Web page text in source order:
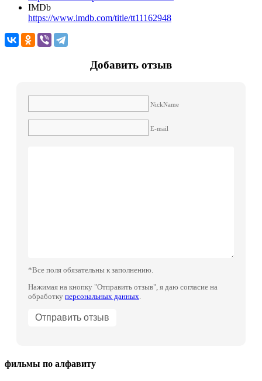
IMDb
https://www.imdb.com/title/tt11162948
Добавить отзыв
NickName
E-mail
*Все поля обязательны к заполнению.
Нажимая на кнопку "Отправить отзыв", я даю согласие на
обработку персональных данных.
фильмы по алфавиту